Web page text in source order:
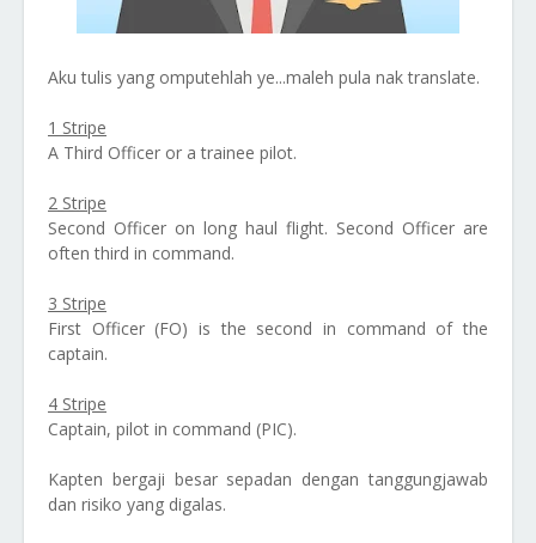
Aku tulis yang omputehlah ye...maleh pula nak translate.
1 Stripe
A Third Officer or a trainee pilot.
2 Stripe
Second Officer on long haul flight. Second Officer are
often third in command.
3 Stripe
First Officer (FO) is the second in command of the
captain.
4 Stripe
Captain, pilot in command (PIC).
Kapten bergaji besar sepadan dengan tanggungjawab
dan risiko yang digalas.